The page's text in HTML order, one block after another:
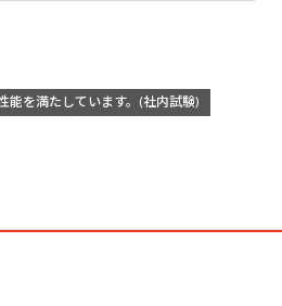
能を満たしています。(社内試験)